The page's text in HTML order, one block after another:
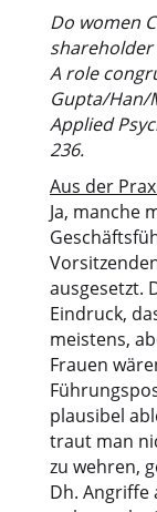
Do women
shareholder
A role
Gupta/Han/
Applied
236.
Aus der
Ja, manche
ausgesetzt.
Eindruck,
meistens,
Frauen
plausibel
traut man
zu wehren,
Dh. Angriffe